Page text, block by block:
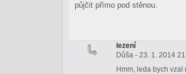
půjčit přímo pod stěnou.
lezení
Důša - 23. 1. 2014
Hmm, leda bych